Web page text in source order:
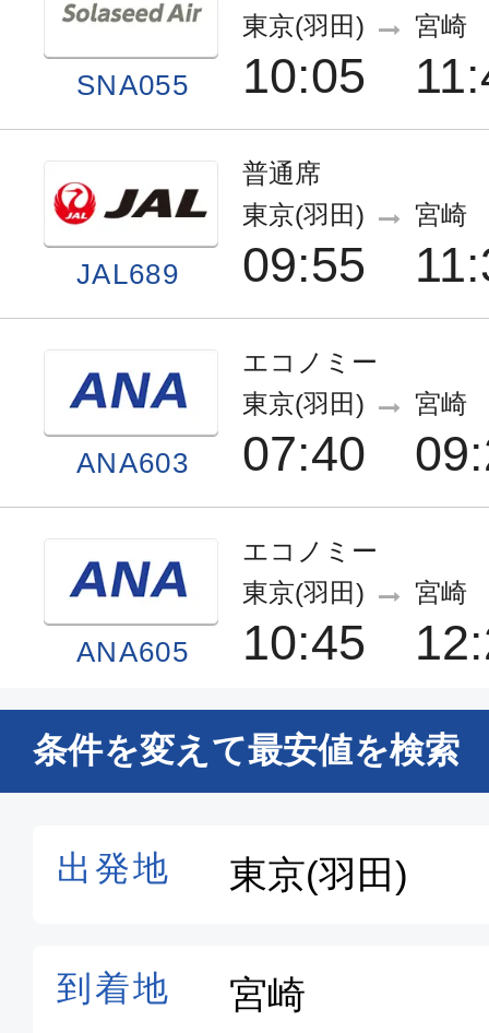
SNA055
東京(羽田)
10:05
宮崎
JAL689
普通席
東京(羽田)
09:55
宮崎
ANA603
エコノミー
東京(羽田)
07:40
宮崎
ANA605
エコノミー
東京(羽田)
10:45
宮崎
普通席
東京(羽田)
14:30
条件を変えて最安値を検索